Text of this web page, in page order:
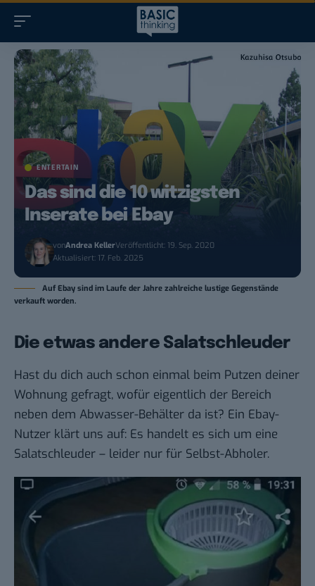
ENTERTAIN
Das sind die 10 witzigsten
Inserate bei Ebay
vonAndrea KellerVeröffentlicht: 19. Sep. 2020
Aktualisiert: 17. Feb. 2025
Auf Ebay sind im Laufe der Jahre zahlreiche lustige Gegenstände
verkauft worden.
Die etwas andere Salatschleuder
Hast du dich auch schon einmal beim Putzen deiner
Wohnung gefragt, wofür eigentlich der Bereich
neben dem Abwasser-Behälter da ist? Ein Ebay-
Nutzer klärt uns auf: Es handelt es sich um eine
Salatschleuder – leider nur für Selbst-Abholer.